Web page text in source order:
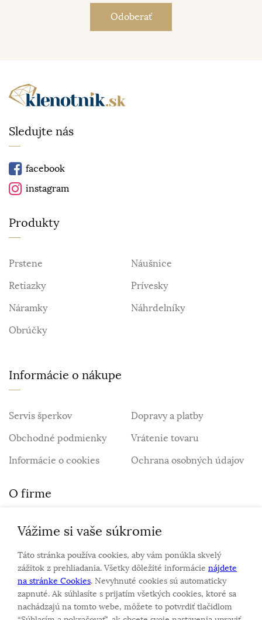
Sledujte nás
facebook
instagram
Produkty
Prstene
Náušnice
Retiazky
Prívesky
Náramky
Náhrdelníky
Obrúčky
Informácie o nákupe
Servis šperkov
Dopravy a platby
Obchodné podmienky
Vrátenie tovaru
Informácie o cookies
Ochrana osobných údajov
O firme
Personalizovaný šperk
O nás
Kontakt
Sme rodinná firma a zameriavame sa na predaj hodiniek
Vážime si vaše súkromie
Táto stránka používa cookies, aby vám ponúkla skvelý
zážitok z prehliadania. Všetky dôležité informácie nájdete
na stránke Cookies. Nevyhnuté cookies sú automaticky
zapnuté. Ak súhlasíte s prijatím všetkých cookies, ktoré sa
nachádzajú na tomto webe, môžete to potvrdiť tlačidlom